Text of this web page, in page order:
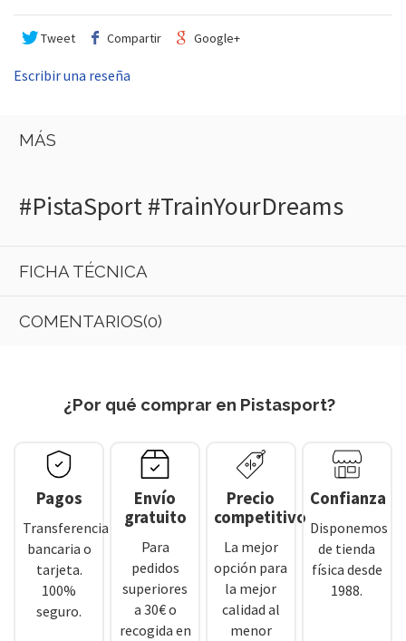
Tweet Compartir Google+
Escribir una reseña
MÁS
#PistaSport #TrainYourDreams
FICHA TÉCNICA
COMENTARIOS(0)
¿Por qué comprar en Pistasport?
Pagos
Transferencia
bancaria o
tarjeta.
100%
seguro.
Envío
gratuito
Para
pedidos
superiores
a 30€ o
recogida en
Precio
competitivo
La mejor
opción para
la mejor
calidad al
menor
Confianza
Disponemos
de tienda
física desde
1988.